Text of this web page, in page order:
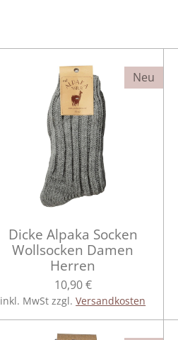
Neu
Dicke Alpaka Socken
Wollsocken Damen
Herren
10,90 €
inkl. MwSt zzgl.Versandkosten